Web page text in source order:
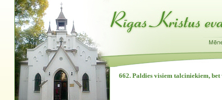
662. Paldies visiem talciniekiem,